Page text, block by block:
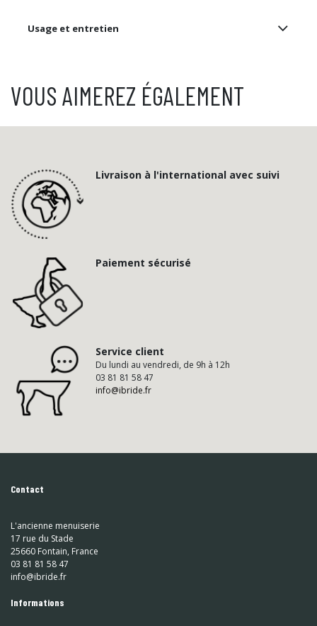
Usage et entretien
VOUS AIMEREZ ÉGALEMENT
Livraison à l'international avec suivi
Paiement sécurisé
Service client
Du lundi au vendredi, de 9h à 12h
03 81 81 58 47
info@ibride.fr
Contact
L'ancienne menuiserie
17 rue du Stade
25660 Fontain, France
03 81 81 58 47
info@ibride.fr
Informations